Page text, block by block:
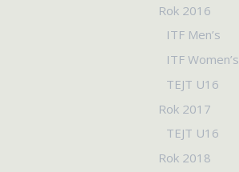
Rok 2016
ITF Men’s
ITF Women’s
TEJT U16
Rok 2017
TEJT U16
Rok 2018